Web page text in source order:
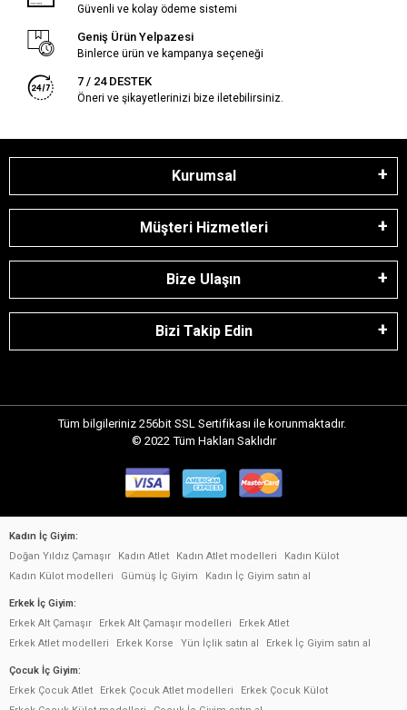
Güvenli ve kolay ödeme sistemi
Geniş Ürün Yelpazesi
Binlerce ürün ve kampanya seçeneği
7 / 24 DESTEK
Öneri ve şikayetlerinizi bize iletebilirsiniz.
Kurumsal
Müşteri Hizmetleri
Bize Ulaşın
Bizi Takip Edin
Tüm bilgileriniz 256bit SSL Sertifikası ile korunmaktadır.
© 2022 Tüm Hakları Saklıdır
Kadın İç Giyim:
Doğan Yıldız Çamaşır
Kadın Atlet Kadın Atlet modelleri
Kadın Külot
Kadın Külot modelleri
Gümüş İç Giyim Kadın İç Giyim satın al
Erkek İç Giyim:
Erkek Alt Çamaşır
Erkek Alt Çamaşır modelleri
Erkek Atlet
Erkek Atlet modelleri
Erkek Korse Yün İçlik satın al Erkek İç Giyim satın al
Çocuk İç Giyim:
Erkek Çocuk Atlet
Erkek Çocuk Atlet modelleri
Erkek Çocuk Külot